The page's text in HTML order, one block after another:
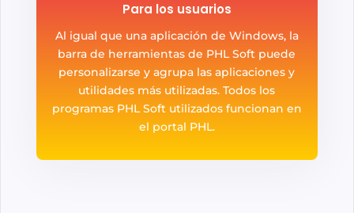
Para los usuarios
Al igual que una aplicación de Windows, la
barra de herramientas de PHL Soft puede
personalizarse y agrupa las aplicaciones y
utilidades más utilizadas. Todos los
programas PHL Soft utilizados funcionan en
el portal PHL.